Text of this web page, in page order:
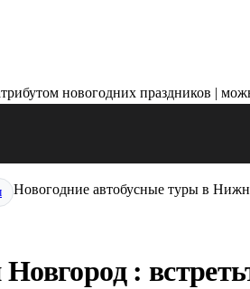
Новогодние автобусные туры в
: